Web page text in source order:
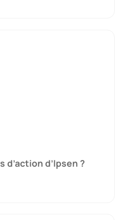
d’Ipsen ?